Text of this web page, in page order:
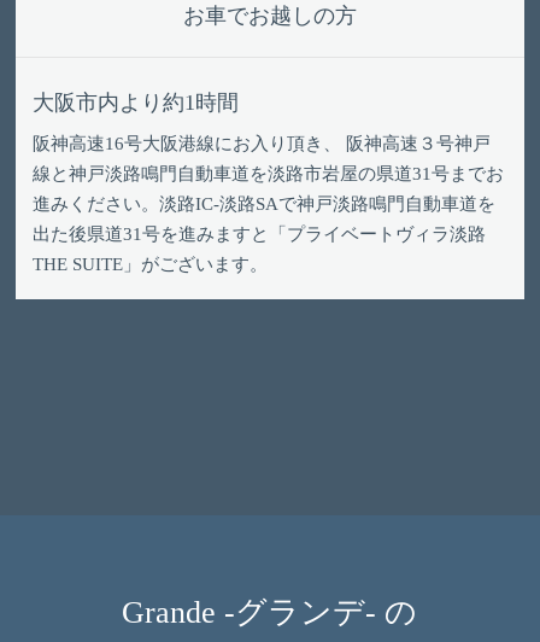
お車でお越しの方
大阪市内より約1時間
阪神高速16号大阪港線にお入り頂き、 阪神高速３号神戸
線と神戸淡路鳴門自動車道を淡路市岩屋の県道31号までお
進みください。淡路IC-淡路SAで神戸淡路鳴門自動車道を
出た後県道31号を進みますと「プライベートヴィラ淡路
THE SUITE」がございます。
Grande -グランデ- の